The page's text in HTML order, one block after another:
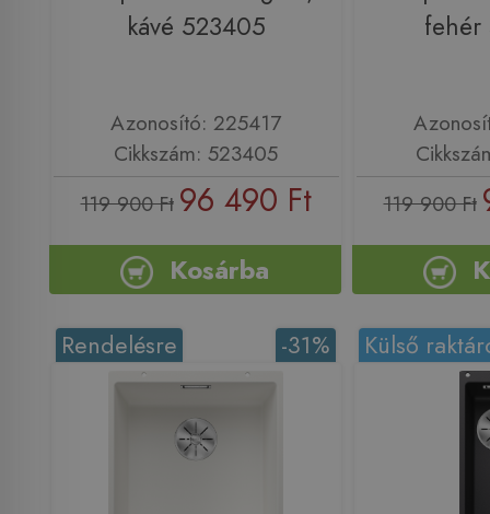
kávé 523405
Azonosító: 225417
Cikkszám: 523405
119 900 Ft 96 490 Ft
Kosárba
119 900 Ft
-31%
Rendelésre Külső